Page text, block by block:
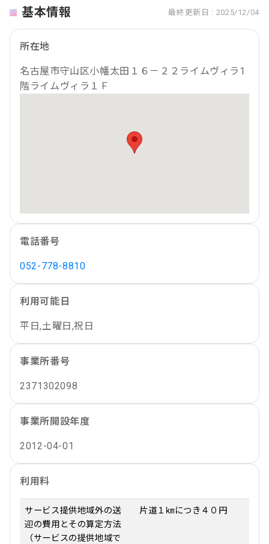
基本情報 最終更新日 : 2025/12/04
所在地
名古屋市守山区小幡太田１６－２２ライムヴィラ1
階ライムヴィラ１Ｆ
電話番号
052-778-8810
利用可能日
平日,土曜日,祝日
事業所番号
2371302098
事業所開設年度
2012-04-01
利用料
サービス提供地域外の送
迎の費用とその算定方法
（サービスの提供地域で
片道１㎞につき４０円